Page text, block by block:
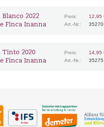
Blanco 2022
Finca Inanna
Preis: 12,95
Art.-Nr.:
35270
Tinto 2020
Finca Inanna
Preis: 14,95
Art.-Nr.:
35275